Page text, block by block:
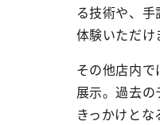
る技術や、
体験いただけ
その他店内
展示。過去
きっかけとな